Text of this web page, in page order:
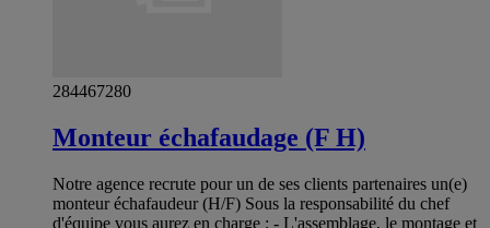
284467280
Monteur échafaudage (F H)
Notre agence recrute pour un de ses clients partenaires un(e)
monteur échafaudeur (H/F) Sous la responsabilité du chef
d'équipe vous aurez en charge : - L'assemblage, le montage et